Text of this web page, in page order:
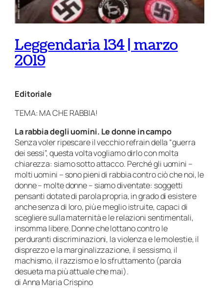
Leggendaria 134 | marzo
2019
Editoriale
TEMA: MA CHE RABBIA!
La rabbia degli uomini. Le donne in campo
Senza voler ripescare il vecchio refrain della “guerra
dei sessi”, questa volta vogliamo dirlo con molta
chiarezza: siamo sotto attacco. Perché gli uomini –
molti uomini – sono pieni di rabbia contro ciò che noi, le
donne – molte donne – siamo diventate: soggetti
pensanti dotate di parola propria, in grado di esistere
anche senza di loro, più e meglio istruite, capaci di
scegliere sulla maternità e le relazioni sentimentali,
insomma libere. Donne che lottano contro le
perduranti discriminazioni, la violenza e le molestie, il
disprezzo e la marginalizzazione, il sessismo, il
machismo, il razzismo e lo sfruttamento (parola
desueta ma più attuale che mai).
di Anna Maria Crispino